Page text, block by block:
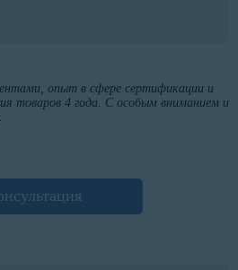
опыт в сфере сертификации и
товаров 4 года. С особым вниманием и